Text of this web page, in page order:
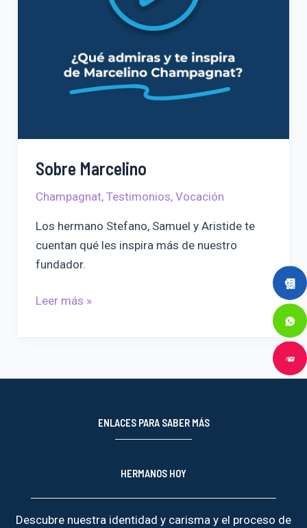
Sobre Marcelino
Champagnat, Testimonios, Vocación
Los hermano Stefano, Samuel y Aristide te
cuentan qué les inspira más de nuestro
fundador.
Sobre
Leer más »
ENLACES PARA SABER MÁS
HERMANOS HOY
Descubre nuestra identidad y carisma y el proceso de